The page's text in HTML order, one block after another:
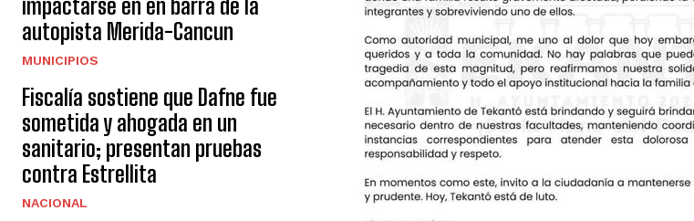
impactarse en en barra de la
autopista Merida-Cancun
MUNICIPIOS
Fiscalía sostiene que Dafne fue
sometida y ahogada en un
sanitario; presentan pruebas
contra Estrellita
NACIONAL